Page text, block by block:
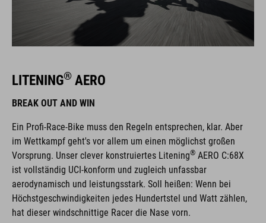
LITENING® AERO
BREAK OUT AND WIN
Ein Profi-Race-Bike muss den Regeln entsprechen, klar. Aber
im Wettkampf geht's vor allem um einen möglichst großen
Vorsprung. Unser clever konstruiertes Litening® AERO C:68X
ist vollständig UCI-konform und zugleich unfassbar
aerodynamisch und leistungsstark. Soll heißen: Wenn bei
Höchstgeschwindigkeiten jedes Hundertstel und Watt zählen,
hat dieser windschnittige Racer die Nase vorn.